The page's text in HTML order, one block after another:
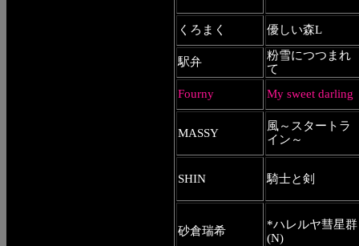
くろまく 優しい森L
駅弁
粉雪につつまれ
て
Fourny
My sweet darling
MASSY
風～スタートラ
イン～
SHIN 騎士と剣
砂倉瑞希
*ハレルヤ彗星群
(N)